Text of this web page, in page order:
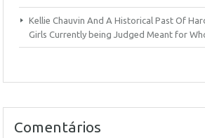
Kellie Chauvin And A Historical Past Of
Girls Currently being Judged Meant for
Comentários